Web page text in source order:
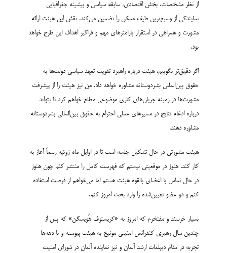
از نظر مشخصات، بخش اقتصادی، سابقه سیاسی و پیشینه جغرافیایی
نمایندگی از وسیع‌ترین طیف ممکن را تضمین می‌کند. نقش این هیئت ارائه
مشورت و همراهی در استقرار پارامترهای مهم و فراگیر اهداف این طرح خواهد
بود.
اگر دقیق‌تر بگوییم، هیئت درباره راهبرد تقویت تعهد سیاسی دولت‌ها به
حقوق بین‌المللی بشردوستانه مشاوره خواهد داد. من نیز هیئت را از پیشرفت
مشورت‌ها در زمینه جریان‌های کاری موضوعی مطلع خواهم کرد تا بتواند
درباره ادغام نتایج در مسیرهای عملی احترام به حقوق بین‌المللی بشردوستانه
مشاوره دهند.
هیئت مشورتی در حال تشکیل جلسه است تا در اوایل ماه ژوئیه رسماً آغاز به
کار کند. هنوز در موقعیتی نیستم که فهرست کامل را منتشر کنم چون هنوز
در حال تماس با اعضای بالقوه هیئت هستم اما می‌خواهم از فرصت استفاده
کنم و دو عضو تعیین‌شده را وارد بحث امروز کنم.
بسیار خرسند و مفتخرم که امروز به «کریستوف هُویسگن» که پس از
چندین سال رهبری کنفرانس امنیتی مونیخ به هیئت پیوسته و با دهه‌ها
تجربه در مقام دیپلمات ارشد آلمان و نیز نماینده آلمان در شورای امنیت